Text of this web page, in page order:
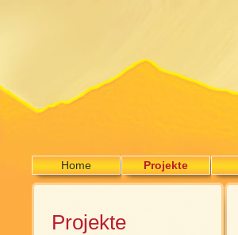
Home Projekte
Projekte